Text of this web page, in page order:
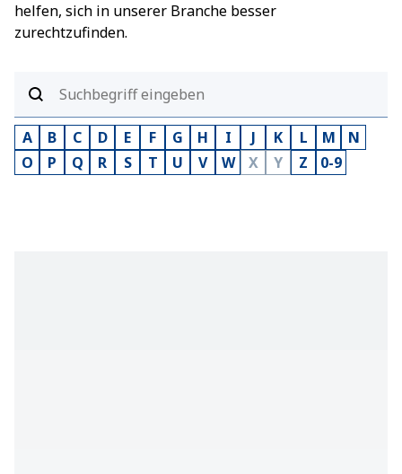
helfen, sich in unserer Branche besser
zurechtzufinden.
A B C D E F G H I J K L M
N
O
P Q R S T U V W X Y Z 0-9